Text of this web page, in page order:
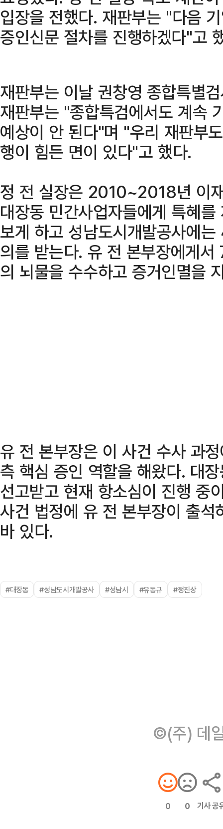
입장을 전했다. 재판부는 "다음
증인신문 절차를 진행하겠다"고
재판부는 이날 권창영 종합특별
재판부는 "종합특검에서도 계속
예상이 안 된다"며 "우리 재판부
행이 힘든 면이 있다"고 했다.
정 전 실장은 2010~2018년 이
대장동 민간사업자들에게 특혜
보게 하고 성남도시개발공사에
의를 받는다. 유 전 본부장에게
의 뇌물을 수수하고 증거인멸을
유 전 본부장은 이 사건 수사 과
측 핵심 증인 역할을 해왔다. 대
선고받고 현재 항소심이 진행 중
사건 법정에 유 전 본부장이 출
바 있다.
#대장동 #성남도시개발공사 #성남시 #유동규 #정진상
©(주) 데
0 0 기사 공